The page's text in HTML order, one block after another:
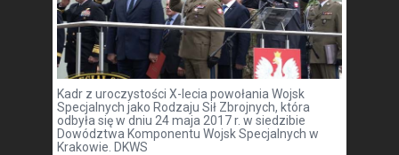
Kadr z uroczystości X-lecia powołania Wojsk
Specjalnych jako Rodzaju Sił Zbrojnych, która
odbyła się w dniu 24 maja 2017 r. w siedzibie
Dowództwa Komponentu Wojsk Specjalnych w
Krakowie. DKWS